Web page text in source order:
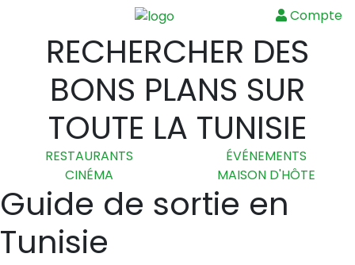
Compte
RECHERCHER DES
BONS PLANS SUR
TOUTE LA TUNISIE
RESTAURANTS
ÉVÉNEMENTS
CINÉMA
MAISON D'HÔTE
Guide de sortie en
Tunisie